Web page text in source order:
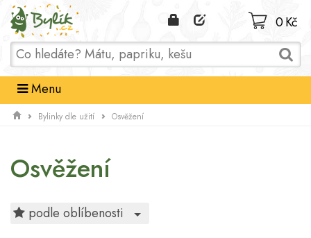
Domů
0 Kč
Menu
Bylinky dle užití Osvěžení
Osvěžení
podle oblíbenosti Toggle Dropdown